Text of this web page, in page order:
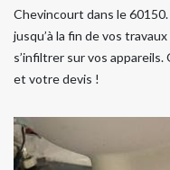
Chevincourt dans le
jusqu’à la fin de vos
s’infiltrer sur vos
et votre devis !